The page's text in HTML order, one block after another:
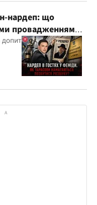
нардеп: що
провадженнями
допит